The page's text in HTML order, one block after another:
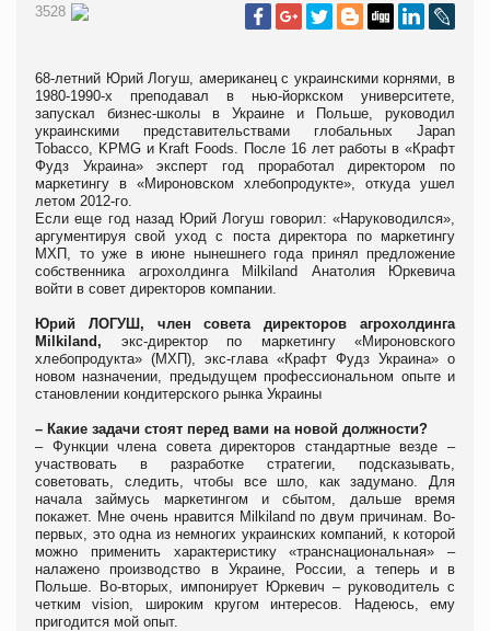
3528
68-летний Юрий Логуш, американец с украинскими корнями, в
1980-1990-х преподавал в нью-йоркском университете,
запускал бизнес-школы в Украине и Польше, руководил
украинскими представительствами глобальных Japan
Tobacco, KPMG и Kraft Foods. После 16 лет работы в «Крафт
Фудз Украина» эксперт год проработал директором по
маркетингу в «Мироновском хлебопродукте», откуда ушел
летом 2012-го.
Если еще год назад Юрий Логуш говорил: «Наруководился»,
аргументируя свой уход с поста директора по маркетингу
МХП, то уже в июне нынешнего года принял предложение
собственника агрохолдинга Milkiland Анатолия Юркевича
войти в совет директоров компании.
Юрий ЛОГУШ, член совета директоров агрохолдинга
Milkiland, экс-директор по маркетингу «Мироновского
хлебопродукта» (МХП), экс-глава «Крафт Фудз Украина» о
новом назначении, предыдущем профессиональном опыте и
становлении кондитерского рынка Украины
– Какие задачи стоят перед вами на новой должности?
– Функции члена совета директоров стандартные везде –
участвовать в разработке стратегии, подсказывать,
советовать, следить, чтобы все шло, как задумано. Для
начала займусь маркетингом и сбытом, дальше время
покажет. Мне очень нравится Milkiland по двум причинам. Во-
первых, это одна из немногих украинских компаний, к которой
можно применить характеристику «транснациональная» –
налажено производство в Украине, России, а теперь и в
Польше. Во-вторых, импонирует Юркевич – руководитель с
четким vision, широким кругом интересов. Надеюсь, ему
пригодится мой опыт.